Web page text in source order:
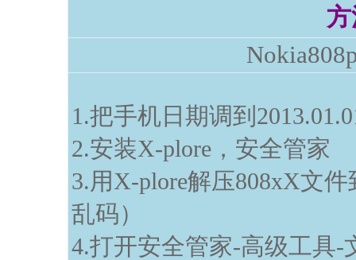
1.把手机日期调到
2.安装X-plore，安全管家
3.用X-plore解压808xX文
乱码）
4.打开安全管家-高级工具-